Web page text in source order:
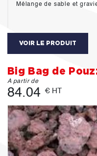
Mélange de sable et
VOIR LE PRODUIT
Big Bag de
A partir de
84.04 € HT